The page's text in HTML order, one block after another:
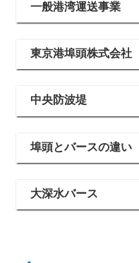
一般港湾運送事業
東京港埠頭株式会社
中央防波堤
埠頭とバースの違い
大深水バース